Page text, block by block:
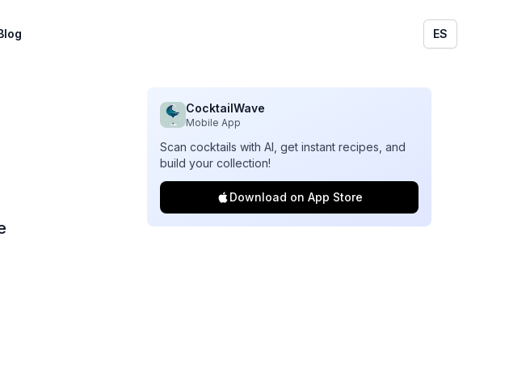
ES
CocktailWave
Mobile App
Scan cocktails with AI, get instant recipes, and
build your collection!
Download on App Store